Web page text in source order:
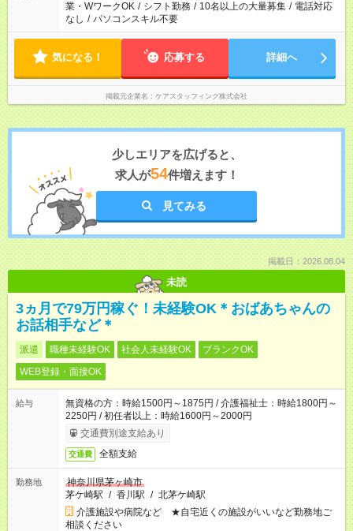
業・WワークOK / シフト勤務 / 10名以上の大量募集 / 電話対応
なし / パソコンスキル不要
気になる！ 応募する 詳細へ
掲載元企業名 ケアスタッフィング株式会社
少しエリアを広げると、
求人が54件増えます！
見てみる
掲載日：2026.08.04
未読
3ヵ月で79万円稼ぐ！未経験OK＊おばあちゃんの
お話相手など＊
派遣 職種未経験OK 社会人未経験OK
ブランクOK
WEB登録・面接OK
給与
無資格の方：時給1500円～1875円 / 介護福祉士：時給1800円～
2250円 / 初任者以上：時給1600円～2000円
交通費別途支給あり
交通費 全額支給
勤務地
神奈川県茅ヶ崎市
茅ケ崎駅 / 香川駅 / 北茅ケ崎駅
介護施設や病院など ★自宅近くの施設がいいなど勤務地ご
相談ください